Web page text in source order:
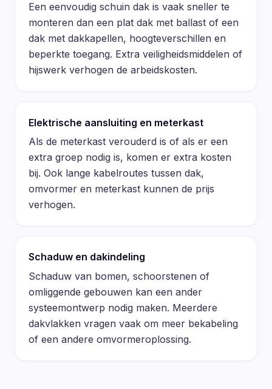
Een eenvoudig schuin dak is vaak sneller te
monteren dan een plat dak met ballast of een
dak met dakkapellen, hoogteverschillen en
beperkte toegang. Extra veiligheidsmiddelen of
hijswerk verhogen de arbeidskosten.
Elektrische aansluiting en meterkast
Als de meterkast verouderd is of als er een
extra groep nodig is, komen er extra kosten
bij. Ook lange kabelroutes tussen dak,
omvormer en meterkast kunnen de prijs
verhogen.
Schaduw en dakindeling
Schaduw van bomen, schoorstenen of
omliggende gebouwen kan een ander
systeemontwerp nodig maken. Meerdere
dakvlakken vragen vaak om meer bekabeling
of een andere omvormeroplossing.